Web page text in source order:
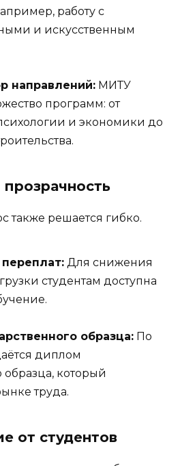
работу с
и искусственным
направлений: МИТУ
программ: от
и экономики до
.
также решается гибко.
переплат: Для снижения
студентам доступна
.
образца: По
диплом
образца, который
труда.
от студентов